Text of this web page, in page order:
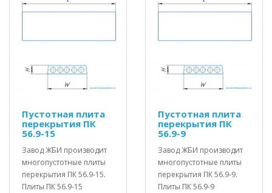
Пустотная плита
перекрытия ПК
56.9-15
Завод ЖБИ производит
многопустотные плиты
перекрытия ПК 56.9-15.
Плиты ПК 56.9-15
Пустотная плита
перекрытия ПК
56.9-9
Завод ЖБИ производит
многопустотные плиты
перекрытия ПК 56.9-9.
Плиты ПК 56.9-9